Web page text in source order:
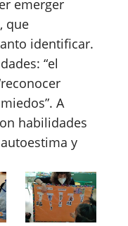
emerger
que
identificar.
“el
A
habilidades
y